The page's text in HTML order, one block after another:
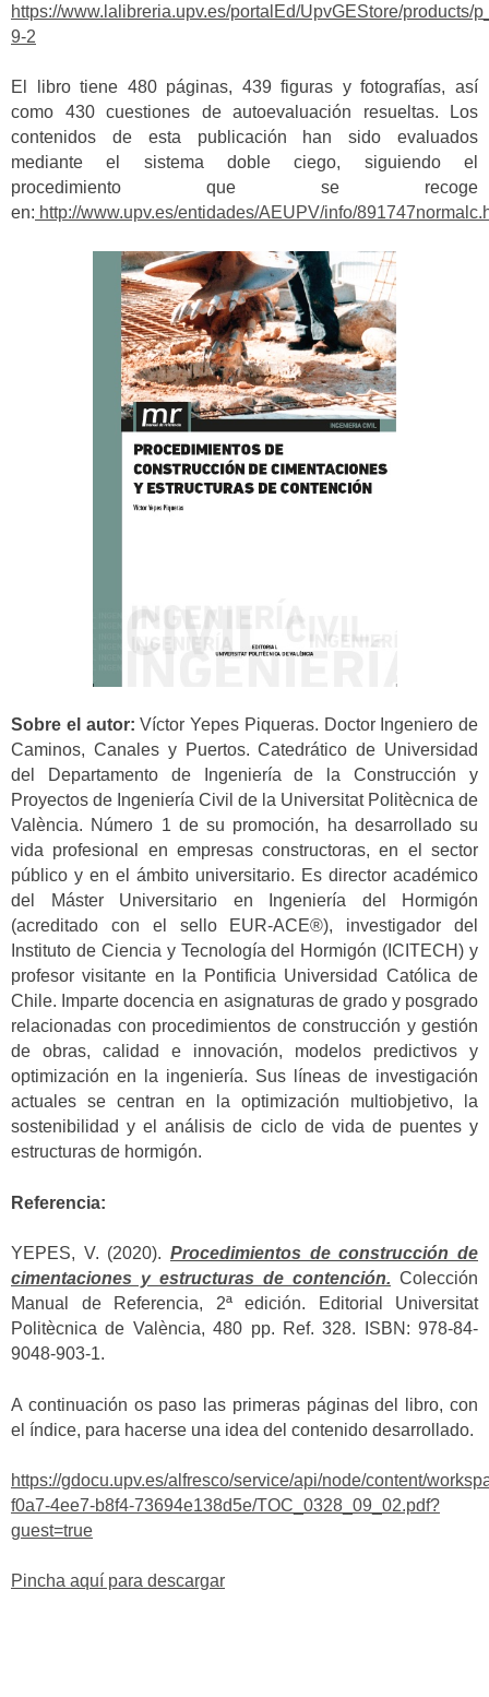
https://www.lalibreria.upv.es/portalEd/UpvGEStore/products/
9-2
El libro tiene 480 páginas, 439 figuras y fotografías, así
como 430 cuestiones de autoevaluación resueltas. Los
contenidos de esta publicación han sido evaluados
mediante el sistema doble ciego, siguiendo el
procedimiento que se recoge
en: http://www.upv.es/entidades/AEUPV/info/
Sobre el autor: Víctor Yepes Piqueras. Doctor Ingeniero de
Caminos, Canales y Puertos. Catedrático de Universidad
del Departamento de Ingeniería de la Construcción y
Proyectos de Ingeniería Civil de la Universitat Politècnica de
València. Número 1 de su promoción, ha desarrollado su
vida profesional en empresas constructoras, en el sector
público y en el ámbito universitario. Es director académico
del Máster Universitario en Ingeniería del Hormigón
(acreditado con el sello EUR-ACE®), investigador del
Instituto de Ciencia y Tecnología del Hormigón (ICITECH) y
profesor visitante en la Pontificia Universidad Católica de
Chile. Imparte docencia en asignaturas de grado y posgrado
relacionadas con procedimientos de construcción y gestión
de obras, calidad e innovación, modelos predictivos y
optimización en la ingeniería. Sus líneas de investigación
actuales se centran en la optimización multiobjetivo, la
sostenibilidad y el análisis de ciclo de vida de puentes y
estructuras de hormigón.
Referencia:
YEPES, V. (2020). Procedimientos de construcción de
cimentaciones y estructuras de contención. Colección
Manual de Referencia, 2ª edición. Editorial Universitat
Politècnica de València, 480 pp. Ref. 328. ISBN: 978-84-
9048-903-1.
A continuación os paso las primeras páginas del libro, con
el índice, para hacerse una idea del contenido desarrollado.
https://gdocu.upv.es/alfresco/service/api/node/content/
f0a7-4ee7-b8f4-73694e138d5e/TOC_0328_09_02.pdf?
guest=true
Pincha aquí para descargar